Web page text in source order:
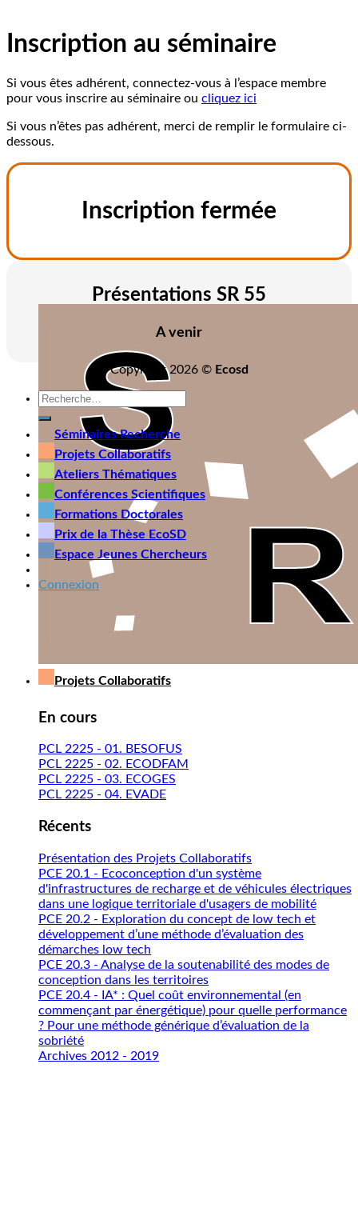
Projets Collaboratifs
En cours
PCL 2225 - 01. BESOFUS
PCL 2225 - 02. ECODFAM
PCL 2225 - 03. ECOGES
PCL 2225 - 04. EVADE
Récents
Présentation des Projets Collaboratifs
PCE 20.1 - Ecoconception d'un système
d'infrastructures de recharge et de véhicules électriques
dans une logique territoriale d'usagers de mobilité
PCE 20.2 - Exploration du concept de low tech et
développement d’une méthode d’évaluation des
démarches low tech
PCE 20.3 - Analyse de la soutenabilité des modes de
conception dans les territoires
PCE 20.4 - IA* : Quel coût environnemental (en
commençant par énergétique) pour quelle performance
? Pour une méthode générique d’évaluation de la
sobriété
Archives 2012 - 2019
Inscription au séminaire
Si vous êtes adhérent, connectez-vous à l’espace membre
pour vous inscrire au séminaire ou cliquez ici
Si vous n’êtes pas adhérent, merci de remplir le formulaire ci-
dessous.
Inscription fermée
Présentations SR 55
A venir
Copyright 2026 © Ecosd
Séminaires Recherche
Projets Collaboratifs
Ateliers Thématiques
Conférences Scientifiques
Formations Doctorales
Prix de la Thèse EcoSD
Espace Jeunes Chercheurs
Connexion